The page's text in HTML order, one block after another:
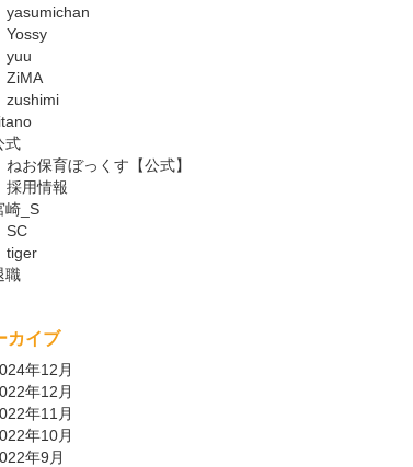
yasumichan
Yossy
yuu
ZiMA
zushimi
式
ねお保育ぼっくす【公式】
採用情報
崎_S
SC
tiger
職
カイブ
年12月
年12月
年11月
年10月
年9月